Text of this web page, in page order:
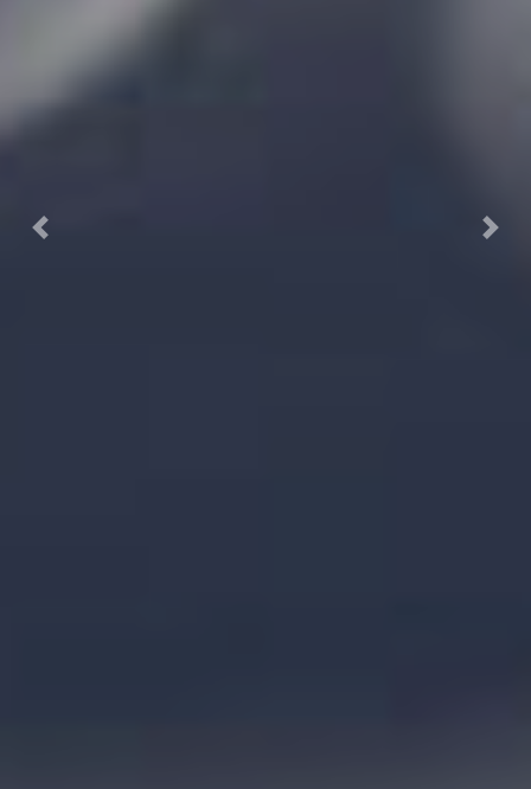
Previous Next